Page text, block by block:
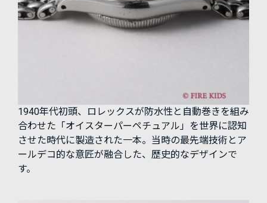
1940年代初頭、ロレックスが防水性と自動巻きを組み
合わせた「オイスターパーペチュアル」を世界に認知
させた時代に製造された一本。当時の最先端技術とア
ールデコ的な意匠が融合した、歴史的なデザインで
す。